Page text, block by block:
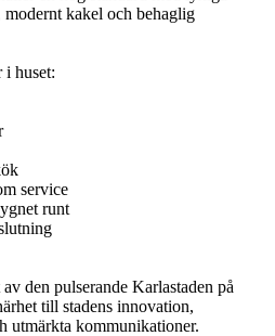
kakel och behaglig
i huset:
service
runt
den pulserande Karlastaden på
till stadens innovation,
utmärkta kommunikationer.